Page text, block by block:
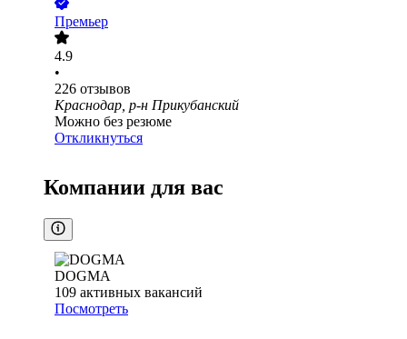
Премьер
4.9
•
226 отзывов
Краснодар, р-н Прикубанский
Можно без резюме
Откликнуться
Компании для вас
DOGMA
109 активных вакансий
Посмотреть